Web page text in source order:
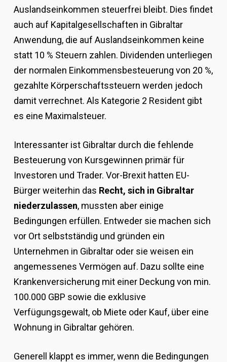
Auslandseinkommen steuerfrei bleibt. Dies findet
auch auf Kapitalgesellschaften in Gibraltar
Anwendung, die auf Auslandseinkommen keine
statt 10 % Steuern zahlen. Dividenden unterliegen
der normalen Einkommensbesteuerung von 20 %,
gezahlte Körperschaftssteuern werden jedoch
damit verrechnet. Als Kategorie 2 Resident gibt
es eine Maximalsteuer.
Interessanter ist Gibraltar durch die fehlende
Besteuerung von Kursgewinnen primär für
Investoren und Trader. Vor-Brexit hatten EU-
Bürger weiterhin das Recht, sich in Gibraltar
niederzulassen, mussten aber einige
Bedingungen erfüllen. Entweder sie machen sich
vor Ort selbstständig und gründen ein
Unternehmen in Gibraltar oder sie weisen ein
angemessenes Vermögen auf. Dazu sollte eine
Krankenversicherung mit einer Deckung von min.
100.000 GBP sowie die exklusive
Verfügungsgewalt, ob Miete oder Kauf, über eine
Wohnung in Gibraltar gehören.
Generell klappt es immer, wenn die Bedingungen